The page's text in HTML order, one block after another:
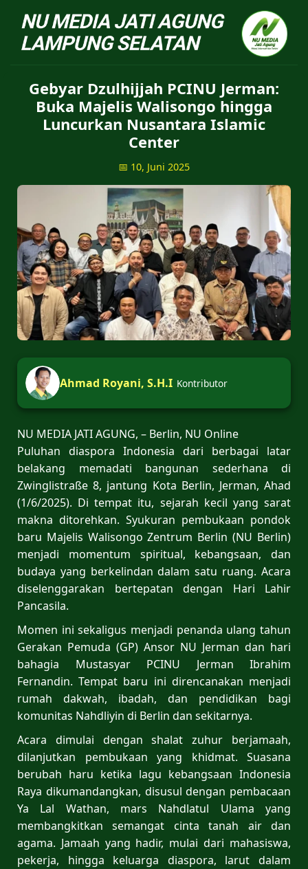
NU Jatiagung - Situs
Gebyar Dzulhijjah PCINU Jerman:
Buka Majelis Walisongo hingga
Luncurkan Nusantara Islamic
Center
📅 10, Juni 2025
Ahmad Royani, S.H.I Kontributor
NU MEDIA JATI AGUNG, – Berlin, NU Online
Puluhan diaspora Indonesia dari berbagai latar
belakang memadati bangunan sederhana di
Zwinglistraße 8, jantung Kota Berlin, Jerman, Ahad
(1/6/2025). Di tempat itu, sejarah kecil yang sarat
makna ditorehkan. Syukuran pembukaan pondok
baru Majelis Walisongo Zentrum Berlin (NU Berlin)
menjadi momentum spiritual, kebangsaan, dan
budaya yang berkelindan dalam satu ruang. Acara
diselenggarakan bertepatan dengan Hari Lahir
Pancasila.
Momen ini sekaligus menjadi penanda ulang tahun
Gerakan Pemuda (GP) Ansor NU Jerman dan hari
bahagia Mustasyar PCINU Jerman Ibrahim
Fernandin. Tempat baru ini direncanakan menjadi
rumah dakwah, ibadah, dan pendidikan bagi
komunitas Nahdliyin di Berlin dan sekitarnya.
Acara dimulai dengan shalat zuhur berjamaah,
dilanjutkan pembukaan yang khidmat. Suasana
berubah haru ketika lagu kebangsaan Indonesia
Raya dikumandangkan, disusul dengan pembacaan
Ya Lal Wathan, mars Nahdlatul Ulama yang
membangkitkan semangat cinta tanah air dan
agama. Jamaah yang hadir, mulai dari mahasiswa,
pekerja, hingga keluarga diaspora, larut dalam